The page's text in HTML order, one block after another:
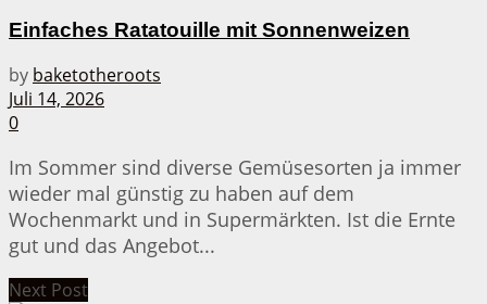
Einfaches Ratatouille mit Sonnenweizen
by baketotheroots
Juli 14, 2026
0
Im Sommer sind diverse Gemüsesorten ja immer
wieder mal günstig zu haben auf dem
Wochenmarkt und in Supermärkten. Ist die Ernte
gut und das Angebot...
Next Post